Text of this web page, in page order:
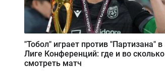
"Тобол" играет против "Партизана" в
Лиге Конференций: где и во сколько
смотреть матч